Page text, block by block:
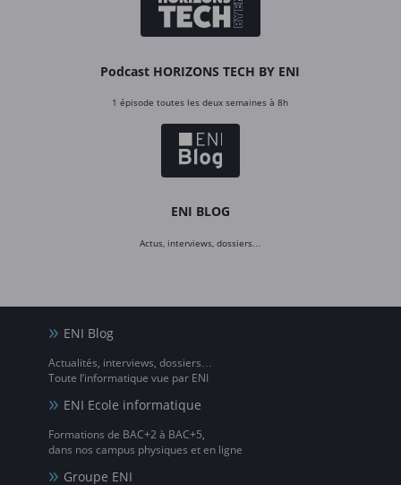
Podcast HORIZONS TECH BY ENI
1 épisode toutes les deux semaines à 8h
ENI BLOG
Actus, interviews, dossiers…
ENI Blog
Actualités, interviews, dossiers…
Toute l’informatique vue par ENI
ENI Ecole informatique
Formations de BAC+2 à BAC+5,
dans nos campus physiques et en ligne
Groupe ENI